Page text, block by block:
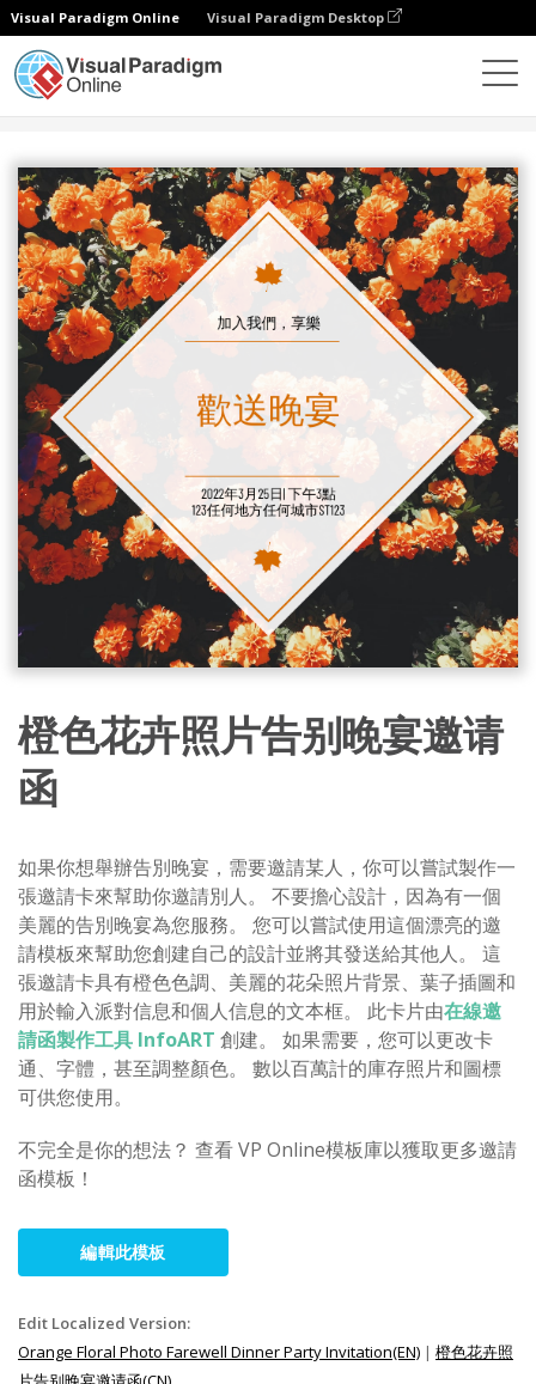
Visual Paradigm Online Visual Paradigm Desktop
橙色花卉照片告别晚宴邀请
函
如果你想舉辦告別晚宴，需要邀請某人，你可以嘗試製作一
張邀請卡來幫助你邀請別人。 不要擔心設計，因為有一個
美麗的告別晚宴為您服務。 您可以嘗試使用這個漂亮的邀
請模板來幫助您創建自己的設計並將其發送給其他人。 這
張邀請卡具有橙色色調、美麗的花朵照片背景、葉子插圖和
用於輸入派對信息和個人信息的文本框。 此卡片由在線邀
請函製作工具 InfoART 創建。 如果需要，您可以更改卡
通、字體，甚至調整顏色。 數以百萬計的庫存照片和圖標
可供您使用。
不完全是你的想法？ 查看 VP Online模板庫以獲取更多邀請
函模板！
編輯此模板
Edit Localized Version:
Orange Floral Photo Farewell Dinner Party Invitation(EN) | 橙色花卉照